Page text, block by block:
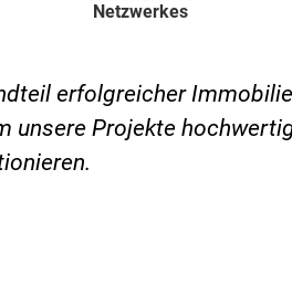
Netzwerkes
erfolgreicher
unsere Projekte